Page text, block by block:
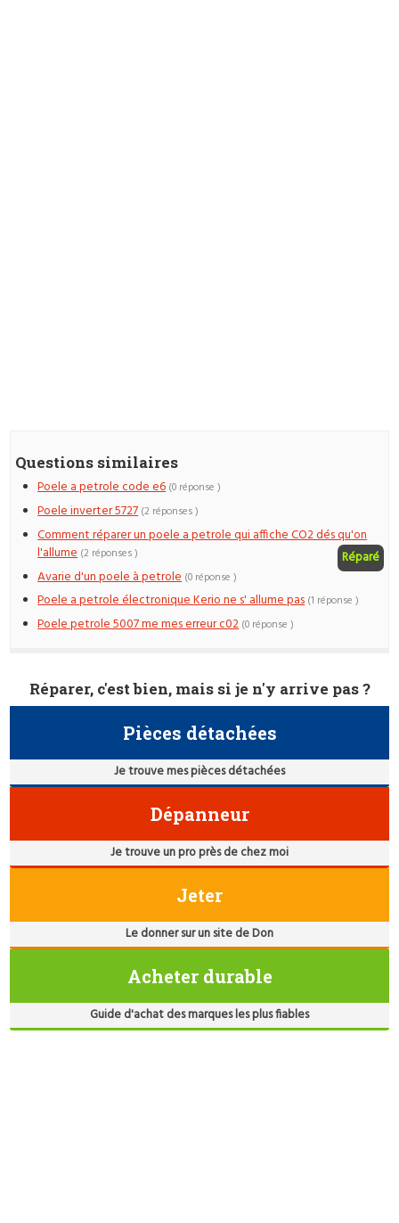
Questions similaires
Poele a petrole code e6 (0 réponse )
Poele inverter 5727 (2 réponses )
Comment réparer un poele a petrole qui affiche CO2 dés qu'on
l'allume
Réparé
(2 réponses )
Avarie d'un poele à petrole (0 réponse )
Poele a petrole électronique Kerio ne s' allume pas (1 réponse )
Poele petrole 5007 me mes erreur c02 (0 réponse )
Réparer, c'est bien, mais si je n'y arrive pas ?
Pièces détachées
Je trouve mes pièces détachées
Dépanneur
Je trouve un pro près de chez moi
Jeter
Le donner sur un site de Don
Acheter durable
Guide d'achat des marques les plus fiables